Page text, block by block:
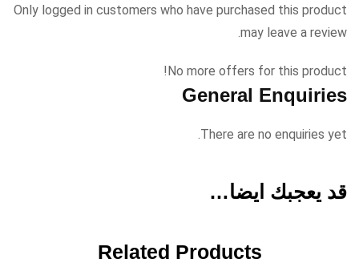
Only logged in customers who have purchased this product
may leave a review.
No more offers for this product!
General Enquiries
There are no enquiries yet.
قد يعجبك ايضا…
Related Products